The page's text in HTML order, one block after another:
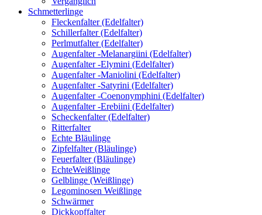
Schmetterlinge
Fleckenfalter (Edelfalter)
Schillerfalter (Edelfalter)
Perlmutfalter (Edelfalter)
Augenfalter -Melanargiini (Edelfalter)
Augenfalter -Elymini (Edelfalter)
Augenfalter -Maniolini (Edelfalter)
Augenfalter -Satyrini (Edelfalter)
Augenfalter -Coenonymphini (Edelfalter)
Augenfalter -Erebiini (Edelfalter)
Scheckenfalter (Edelfalter)
Ritterfalter
Echte Bläulinge
Zipfelfalter (Bläulinge)
Feuerfalter (Bläulinge)
EchteWeißlinge
Gelblinge (Weißlinge)
Legominosen Weißlinge
Schwärmer
Dickkopffalter